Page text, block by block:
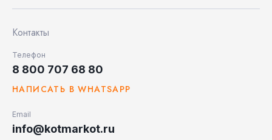
Контакты
Телефон
8 800 707 68 80
НАПИСАТЬ В WHATSAPP
Email
info@kotmarkot.ru